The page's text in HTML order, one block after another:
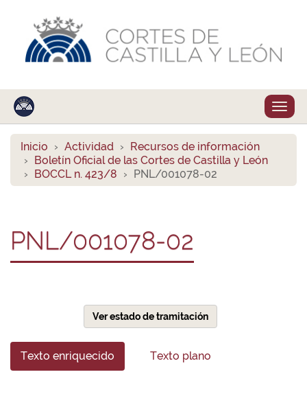
Inicio Actividad
Recursos de información
Boletín Oficial de las Cortes de Castilla y León
BOCCL n. 423/8
PNL/001078-02
PNL/001078-02
Ver estado de tramitación
Texto enriquecido Texto plano